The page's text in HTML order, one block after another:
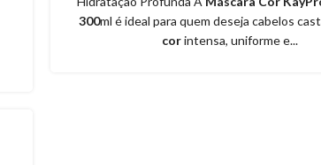
300ml é ideal para quem deseja cabelos
corintensa, uniforme e...